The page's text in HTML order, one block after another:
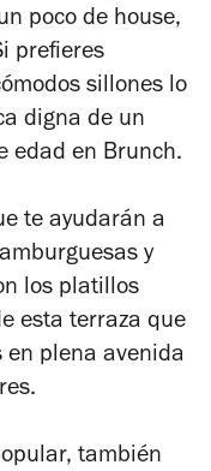
poco de house,
prefieres
sillones lo
digna de un
edad en Brunch.
te ayudarán a
y
los platillos
esta terraza que
en plena avenida
también